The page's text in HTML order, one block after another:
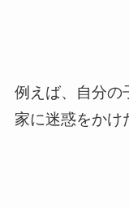
例えば、自分の
家に迷惑をかけ